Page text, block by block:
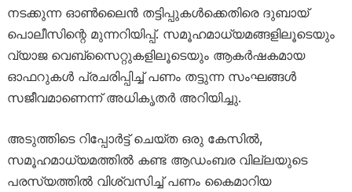
നടക്കുന്ന ഓൺലൈൻ തട്ടിപ്പുകൾക്കെതിരെ ദുബായ്
പൊലീസിന്റെ മുന്നറിയിപ്പ്. സമൂഹമാധ്യമങ്ങളിലൂടെയും
വ്യാജ വെബ്‌സൈറ്റുകളിലൂടെയും ആകർഷകമായ
ഓഫറുകൾ പ്രചരിപ്പിച്ച് പണം തട്ടുന്ന സംഘങ്ങൾ
സജീവമാണെന്ന് അധികൃതർ അറിയിച്ചു.
അടുത്തിടെ റിപ്പോർട്ട് ചെയ്ത ഒരു കേസിൽ,
സമൂഹമാധ്യമത്തിൽ കണ്ട ആഡംബര വില്ലയുടെ
പരസ്യത്തിൽ വിശ്വസിച്ച് പണം കൈമാറിയ